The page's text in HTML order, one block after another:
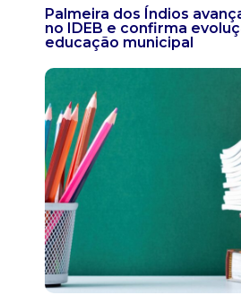
Palmeira dos Índios
no IDEB e confirma
educação municipal